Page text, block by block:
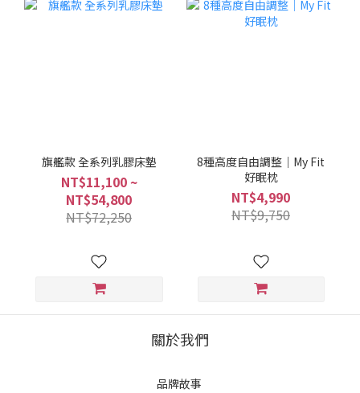
旗艦款 全系列乳膠床墊
NT$11,100 ~
NT$54,800
NT$72,250
8種高度自由調整｜My Fit
好眠枕
NT$4,990
NT$9,750
關於我們
品牌故事